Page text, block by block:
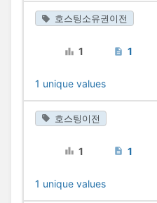
호스팅소유권이전
1 1
1 unique values
호스팅이전
1 1
1 unique values